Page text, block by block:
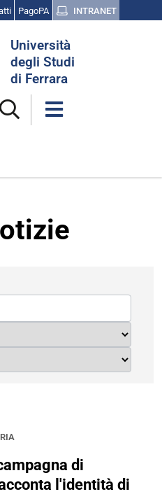
PagoPA INTRANET
Università
degli Studi
di Ferrara
di
l'identità di